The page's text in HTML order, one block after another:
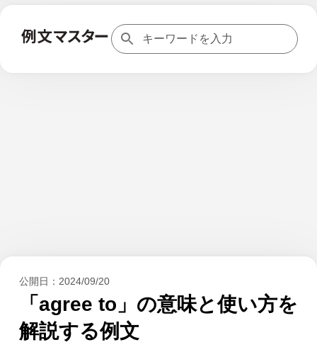
公開日： 2024/09/20
「agree to」の意味と使い方を
解説する例文